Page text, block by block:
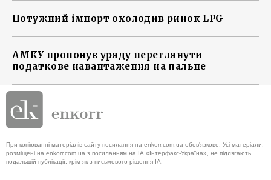
Потужний імпорт охолодив ринок LPG
АМКУ пропонує уряду переглянути
податкове навантаження на пальне
При копіюванні матеріалів сайту посилання на enkorr.com.ua обов'язкове. Усі матеріали,
розміщені на enkorr.com.ua з посиланням на ІА «Інтерфакс-Україна», не підлягають
подальшій публікації, крім як з письмового рішення ІА.